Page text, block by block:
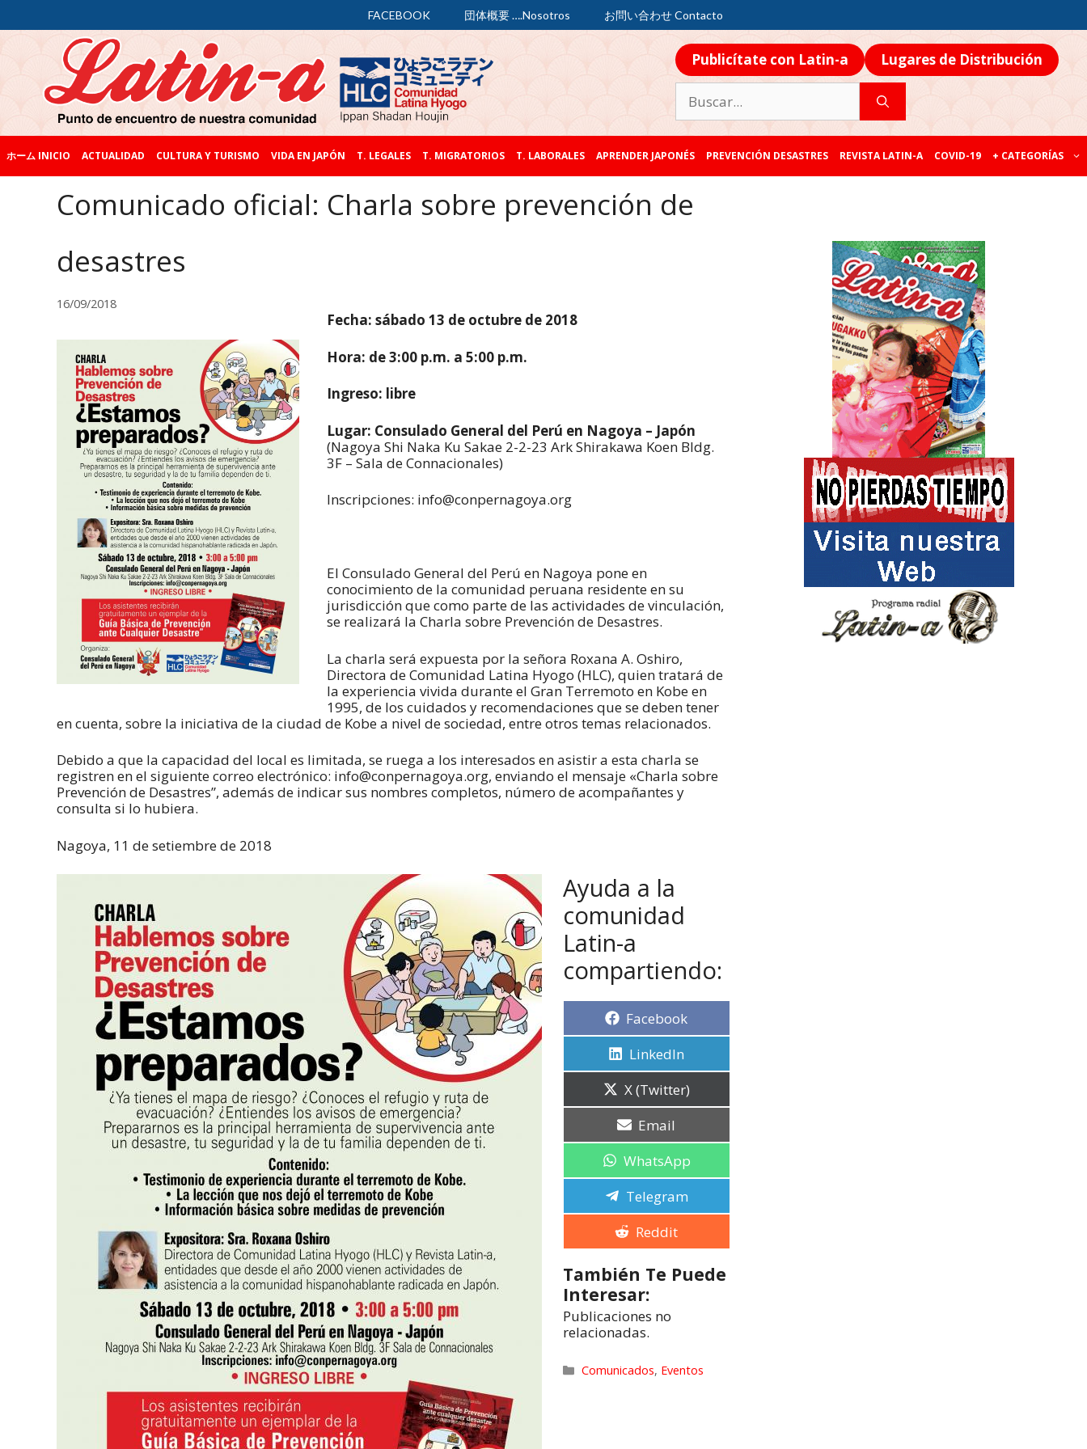
FACEBOOK 団体概要 ….Nosotros お問い合わせ Contacto
Publicítate con Latin-a Lugares de Distribución
ホーム INICIO ACTUALIDAD CULTURA Y TURISMO VIDA EN JAPÓN T. LEGALES T. MIGRATORIOS T. LABORALES APRENDER JAPONÉS PREVENCIÓN DESASTRES REVISTA LATIN-A COVID-19 + CATEGORÍAS
Comunicado oficial: Charla sobre prevención de
desastres
16/09/2018
Fecha: sábado 13 de octubre de 2018
Hora: de 3:00 p.m. a 5:00 p.m.
Ingreso: libre
Lugar: Consulado General del Perú en Nagoya – Japón
(Nagoya Shi Naka Ku Sakae 2-2-23 Ark Shirakawa Koen Bldg.
3F – Sala de Connacionales)
Inscripciones: info@conpernagoya.org
El Consulado General del Perú en Nagoya pone en
conocimiento de la comunidad peruana residente en su
jurisdicción que como parte de las actividades de vinculación,
se realizará la Charla sobre Prevención de Desastres.
La charla será expuesta por la señora Roxana A. Oshiro,
Directora de Comunidad Latina Hyogo (HLC), quien tratará de
la experiencia vivida durante el Gran Terremoto en Kobe en
1995, de los cuidados y recomendaciones que se deben tener
en cuenta, sobre la iniciativa de la ciudad de Kobe a nivel de sociedad, entre otros temas relacionados.
Debido a que la capacidad del local es limitada, se ruega a los interesados en asistir a esta charla se
registren en el siguiente correo electrónico: info@conpernagoya.org, enviando el mensaje «Charla sobre
Prevención de Desastres”, además de indicar sus nombres completos, número de acompañantes y
consulta si lo hubiera.
Nagoya, 11 de setiembre de 2018
Ayuda a la
comunidad
Latin-a
compartiendo:
Facebook
LinkedIn
X (Twitter)
Email
WhatsApp
Telegram
Reddit
También Te Puede
Interesar:
Publicaciones no
relacionadas.
Comunicados, Eventos